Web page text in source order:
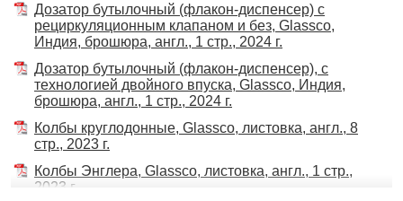
Шейкеры
Шейкеры орбитальные (качалки)
Шейкеры орбитальные (качалки)/ аксессуары
Экстракторы
Экстракция твердофазная (под давлением,
вакуумная)
Расходные материалы, пластик, стекло
Аллонжи, изгибы
Дозатор бутылочный (флакон-диспенсер) с
рециркуляционным клапаном и без, Glassco,
Индия, брошюра, англ., 1 стр., 2024 г.
Дозатор бутылочный (флакон-диспенсер), с
технологией двойного впуска, Glassco, Индия,
брошюра, англ., 1 стр., 2024 г.
Колбы круглодонные, Glassco, листовка, англ., 8
стр., 2023 г.
Колбы Энглера, Glassco, листовка, англ., 1 стр.,
2023 г.